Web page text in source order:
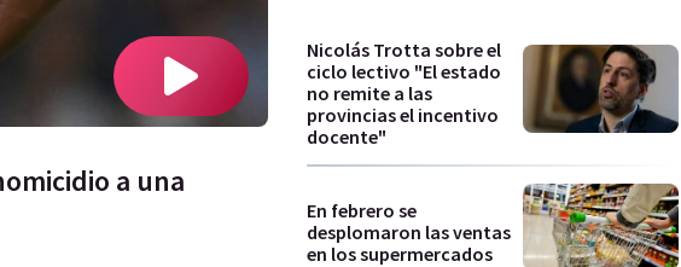
a una
Nicolás Trotta sobre el
ciclo lectivo "El estado
no remite a las
provincias el incentivo
docente"
En febrero se
desplomaron las ventas
en los supermercados